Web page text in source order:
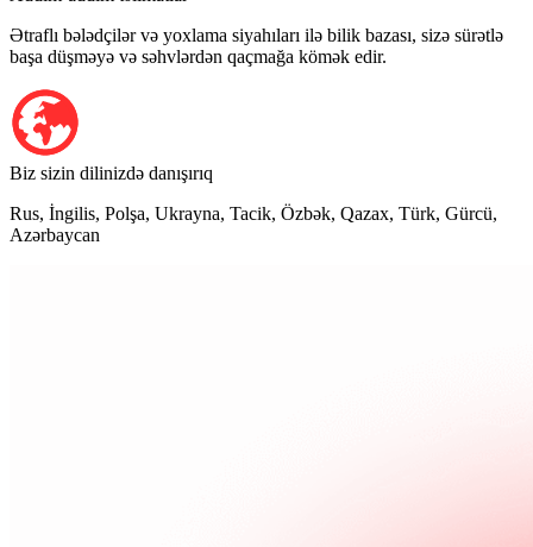
Ətraflı bələdçilər və yoxlama siyahıları ilə bilik bazası, sizə sürətlə
başa düşməyə və səhvlərdən qaçmağa kömək edir.
Biz sizin dilinizdə danışırıq
Rus, İngilis, Polşa, Ukrayna, Tacik, Özbək, Qazax, Türk, Gürcü,
Azərbaycan